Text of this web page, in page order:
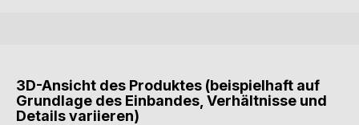
3D-Ansicht des Produktes (beispielhaft auf
Grundlage des Einbandes, Verhältnisse und
Details variieren)